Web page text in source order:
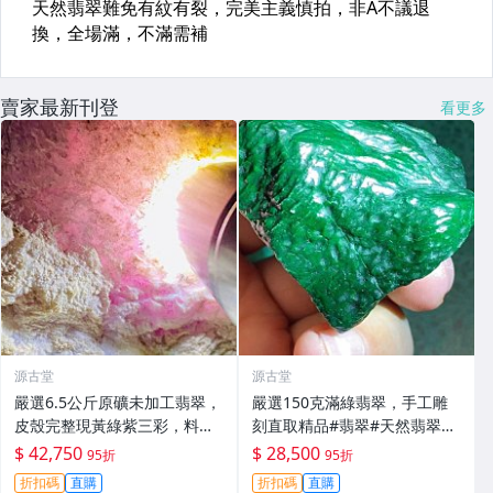
賣家最新刊登 看更多
源古堂
嚴選6.5公斤原礦未加工翡翠，
皮殼完整現黃綠紫三彩，料質
細膩春色佳，適合把玩與收藏
高級春帶彩手鐲 翡翠 碧玉
$ 42,750 95折
折扣碼 直購
源古堂
嚴選150克滿綠翡翠，手工雕
刻直取精品#翡翠#天然翡翠#A
貨翡翠玉石
$ 28,500 95折
折扣碼 直購